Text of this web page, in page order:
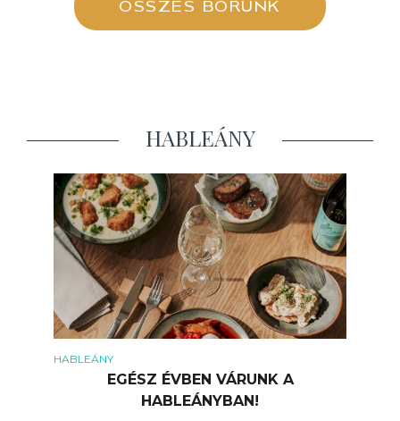
ÖSSZES BORUNK
HABLEÁNY
HABLEÁNY
EGÉSZ ÉVBEN VÁRUNK A
HABLEÁNYBAN!